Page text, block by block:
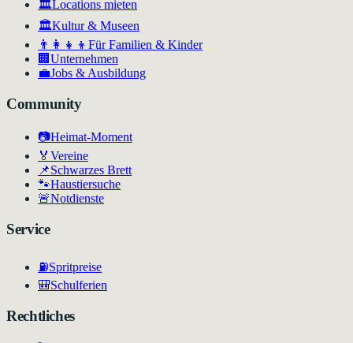
🏛️Locations mieten
🏛Kultur & Museen
👨‍👩‍👧‍👦 Für Familien & Kinder
🏢 Unternehmen
💼Jobs & Ausbildung
Community
📷Heimat-Moment
🏅 Vereine
📌Schwarzes Brett
🐾Haustiersuche
🚨Notdienste
Service
⛽Spritpreise
🎒Schulferien
Rechtliches